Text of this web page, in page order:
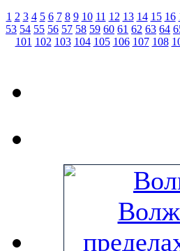
1 2 3 4 5 6 7 8 9 10 11 12 13 14 15 16
53 54 55 56 57 58 59 60 61 62 63 64
101 102 103 104 105 106 107 108